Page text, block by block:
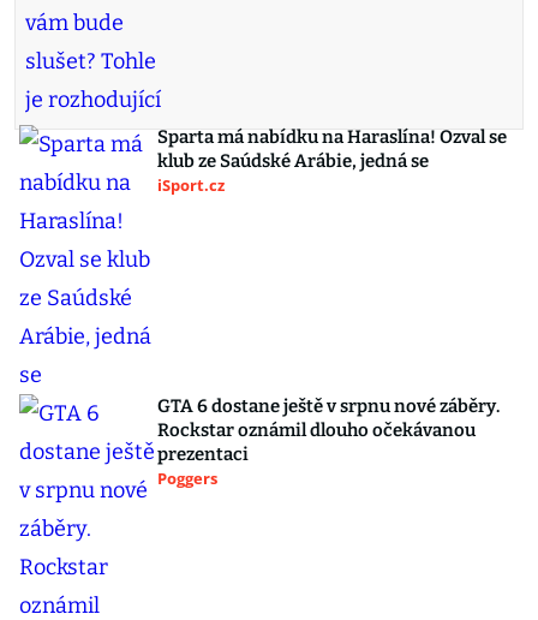
Sparta má nabídku na Haraslína! Ozval se
klub ze Saúdské Arábie, jedná se
iSport.cz
GTA 6 dostane ještě v srpnu nové záběry.
Rockstar oznámil dlouho očekávanou
prezentaci
Poggers